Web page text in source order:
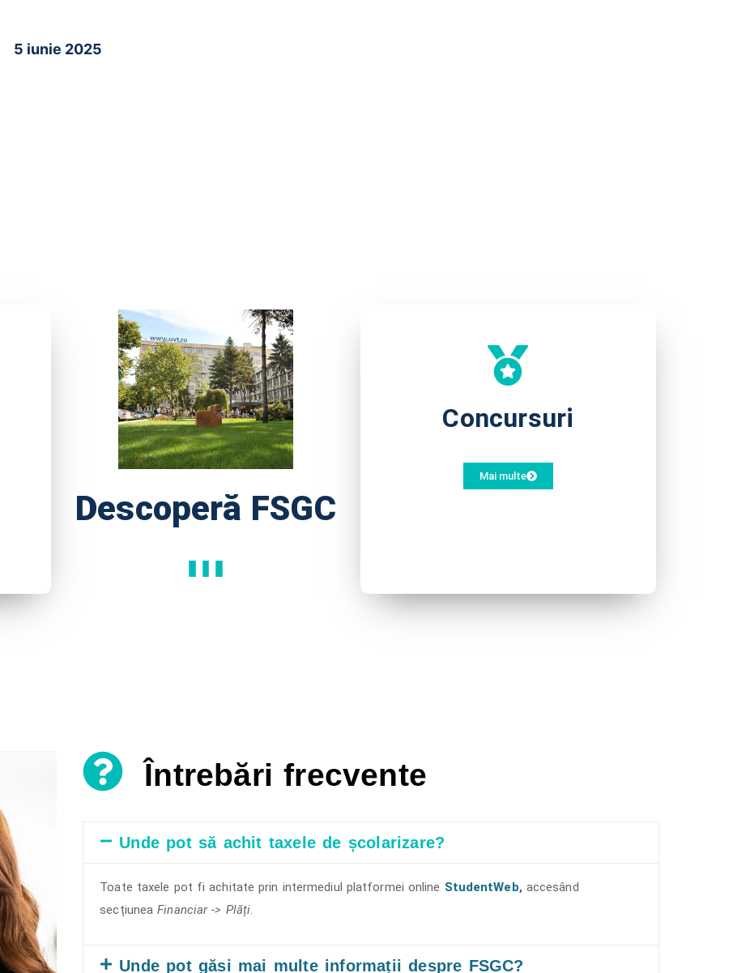
5 iunie 2025
Descoperă FSGC
Concursuri
Mai multe
Întrebări frecvente
Unde pot să achit taxele de școlarizare?
Toate taxele pot fi achitate prin intermediul platformei online StudentWeb, accesând
secțiuneaFinanciar -> Plăți.
Unde pot găsi mai multe informații despre FSGC?